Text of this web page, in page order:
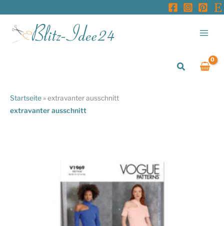
springen
Suchen
Startseite »extravanter ausschnitt
extravanter ausschnitt